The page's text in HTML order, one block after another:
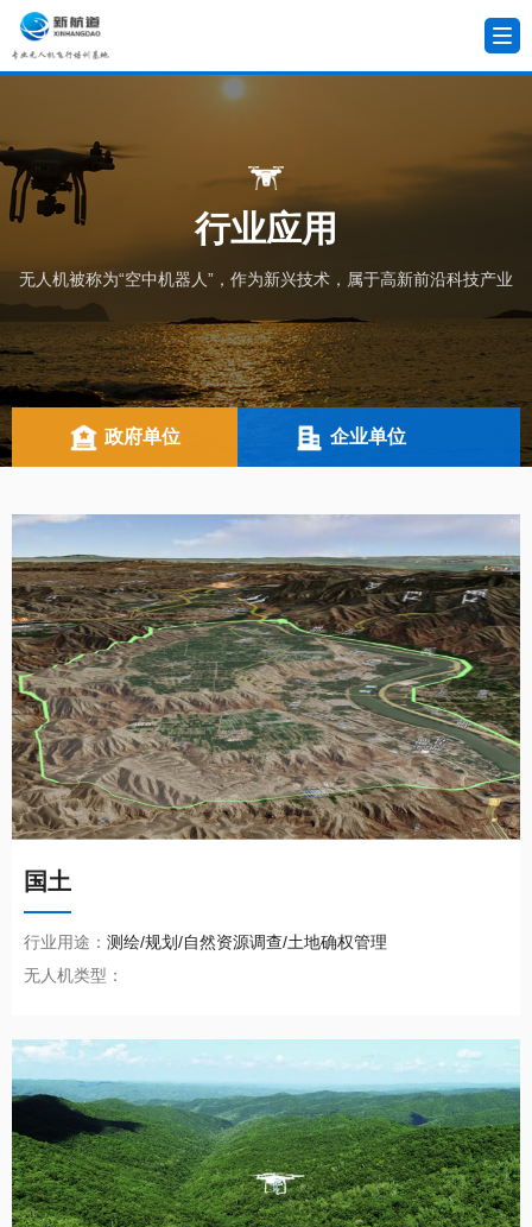
行业应用
无人机被称为“空中机器人”，作为新兴技术，属于高新前沿科技产业
政府单位 企业单位
国土
行业用途： 测绘/规划/自然资源调查/土地确权管理
无人机类型：